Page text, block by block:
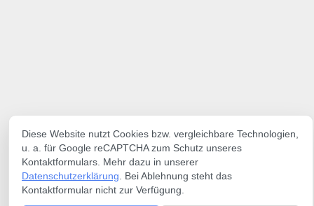
Diese Website nutzt Cookies bzw. vergleichbare Technologien,
u. a. für Google reCAPTCHA zum Schutz unseres
Kontaktformulars. Mehr dazu in unserer
Datenschutzerklärung . Bei Ablehnung steht das
Kontaktformular nicht zur Verfügung.